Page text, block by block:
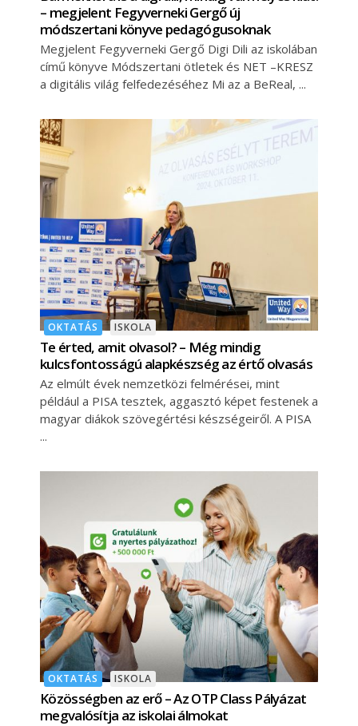
– megjelent Fegyverneki Gergő új
módszertani könyve pedagógusoknak
Megjelent Fegyverneki Gergő Digi Dili az iskolában
című könyve Módszertani ötletek és NET –KRESZ
a digitális világ felfedezéséhez Mi az a BeReal,
OKTATÁS ISKOLA
Te érted, amit olvasol? – Még mindig
kulcsfontosságú alapkészség az értő olvasás
Az elmúlt évek nemzetközi felmérései, mint
például a PISA tesztek, aggasztó képet festenek a
magyar diákok szövegértési készségeiről. A PISA
OKTATÁS ISKOLA
Közösségben az erő – Az OTP Class Pályázat
megvalósítja az iskolai álmokat